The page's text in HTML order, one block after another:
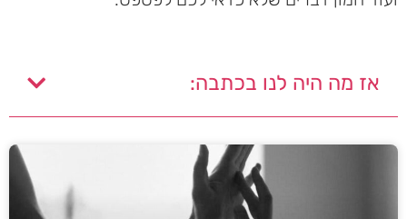
אז מה היה לנו בכתבה: